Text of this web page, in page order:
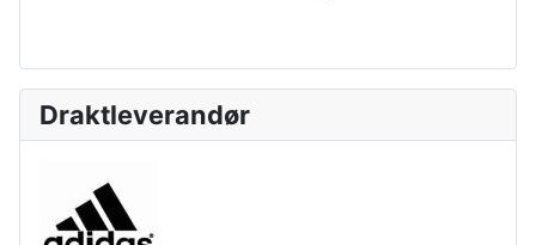
Draktleverandør